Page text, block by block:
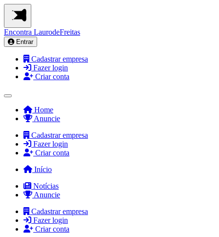
Encontra LaurodeFreitas
Entrar
Cadastrar empresa
Fazer login
Criar conta
Home
Anuncie
Cadastrar empresa
Fazer login
Criar conta
Início
Notícias
Anuncie
Cadastrar empresa
Fazer login
Criar conta